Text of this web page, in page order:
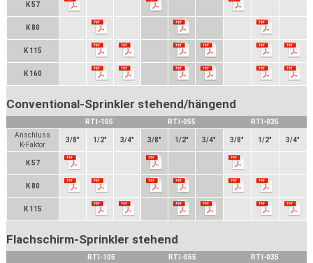
K 57
K 80
K 115
K 160
Conventional-Sprinkler stehend/hängend
RTI-105 RTI-055
RTI-035
Anschluss
K-Faktor
3/8" 1/2" 3/4" 3/8" 1/2" 3/4" 3/8" 1/2" 3/4"
K 57
K 80
K 115
Flachschirm-Sprinkler stehend
RTI-105 RTI-055
RTI-035